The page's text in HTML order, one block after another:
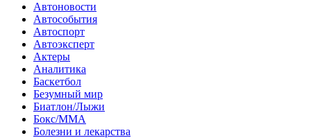
Автоновости
Автособытия
Автоспорт
Автоэксперт
Актеры
Аналитика
Баскетбол
Безумный мир
Биатлон/Лыжи
Бокс/MMA
Болезни и лекарства